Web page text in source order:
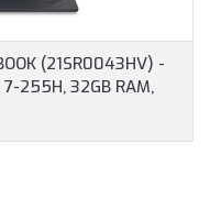
(21SR0043HV) -
7-255H, 32GB RAM,
11
SZÍNBEN